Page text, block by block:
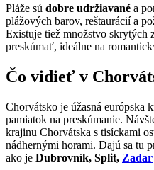
Pláže sú dobre udržiavané a
plážových barov, reštaurácií a
Existuje tiež množstvo skrytých
preskúmať, ideálne na
Čo vidieť v
Chorvátsko je úžasná európska
pamiatok na preskúmanie.
krajinu Chorvátska s tisíckami
nádhernými horami. Dajú sa tu
ako je Dubrovník, Split, Zadar